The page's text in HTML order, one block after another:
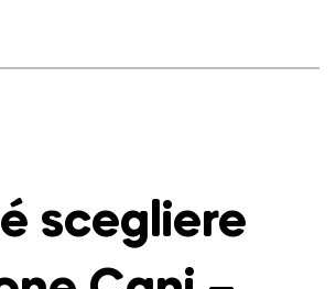
scegliere